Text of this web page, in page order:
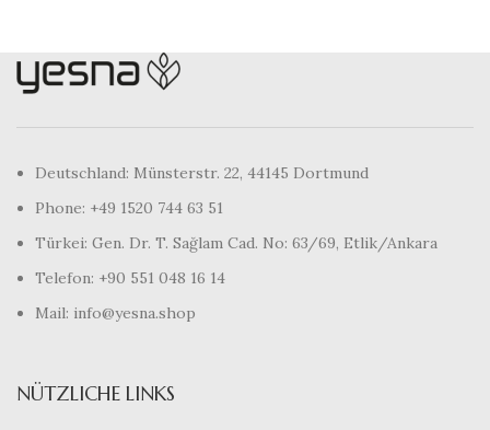
Deutschland: Münsterstr. 22, 44145 Dortmund
Phone: +49 1520 744 63 51
Türkei: Gen. Dr. T. Sağlam Cad. No: 63/69, Etlik/Ankara
Telefon: +90 551 048 16 14
Mail: info@yesna.shop
NÜTZLICHE LINKS